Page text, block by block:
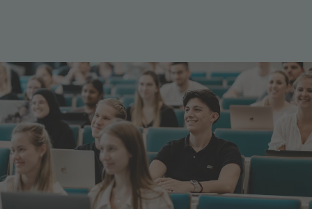
Miteinander studieren
Präsenz als Erfolgsfaktor
Gemeinsam zu lernen, sich auszutauschen und zu
diskutieren: Die persönliche Präsenz spielt in den
Lehrveranstaltungen der FOM eine wesentliche